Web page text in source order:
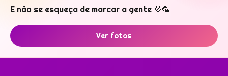
E não se esqueça de marcar a gente 💜🦜
Ver fotos